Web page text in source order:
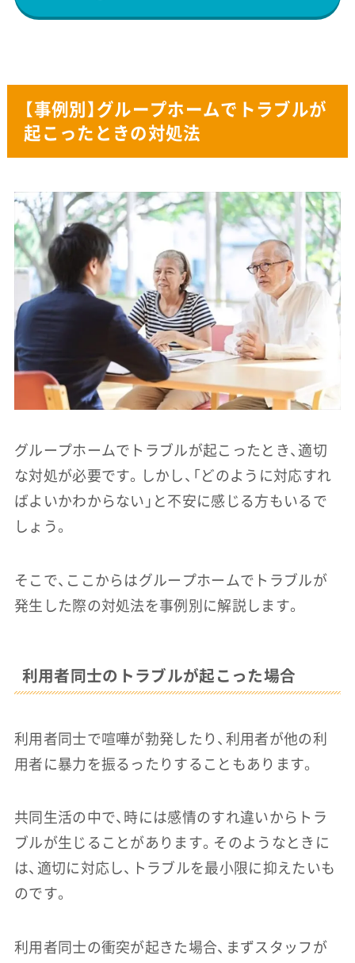
【事例別】グループホームでトラブルが
起こったときの対処法
グループホームでトラブルが起こったとき、適切
な対処が必要です。しかし、「どのように対応すれ
ばよいかわからない」と不安に感じる方もいるで
しょう。
そこで、ここからはグループホームでトラブルが
発生した際の対処法を事例別に解説します。
利用者同士のトラブルが起こった場合
利用者同士で喧嘩が勃発したり、利用者が他の利
用者に暴力を振るったりすることもあります。
共同生活の中で、時には感情のすれ違いからトラ
ブルが生じることがあります。そのようなときに
は、適切に対応し、トラブルを最小限に抑えたいも
のです。
利用者同士の衝突が起きた場合、まずスタッフが